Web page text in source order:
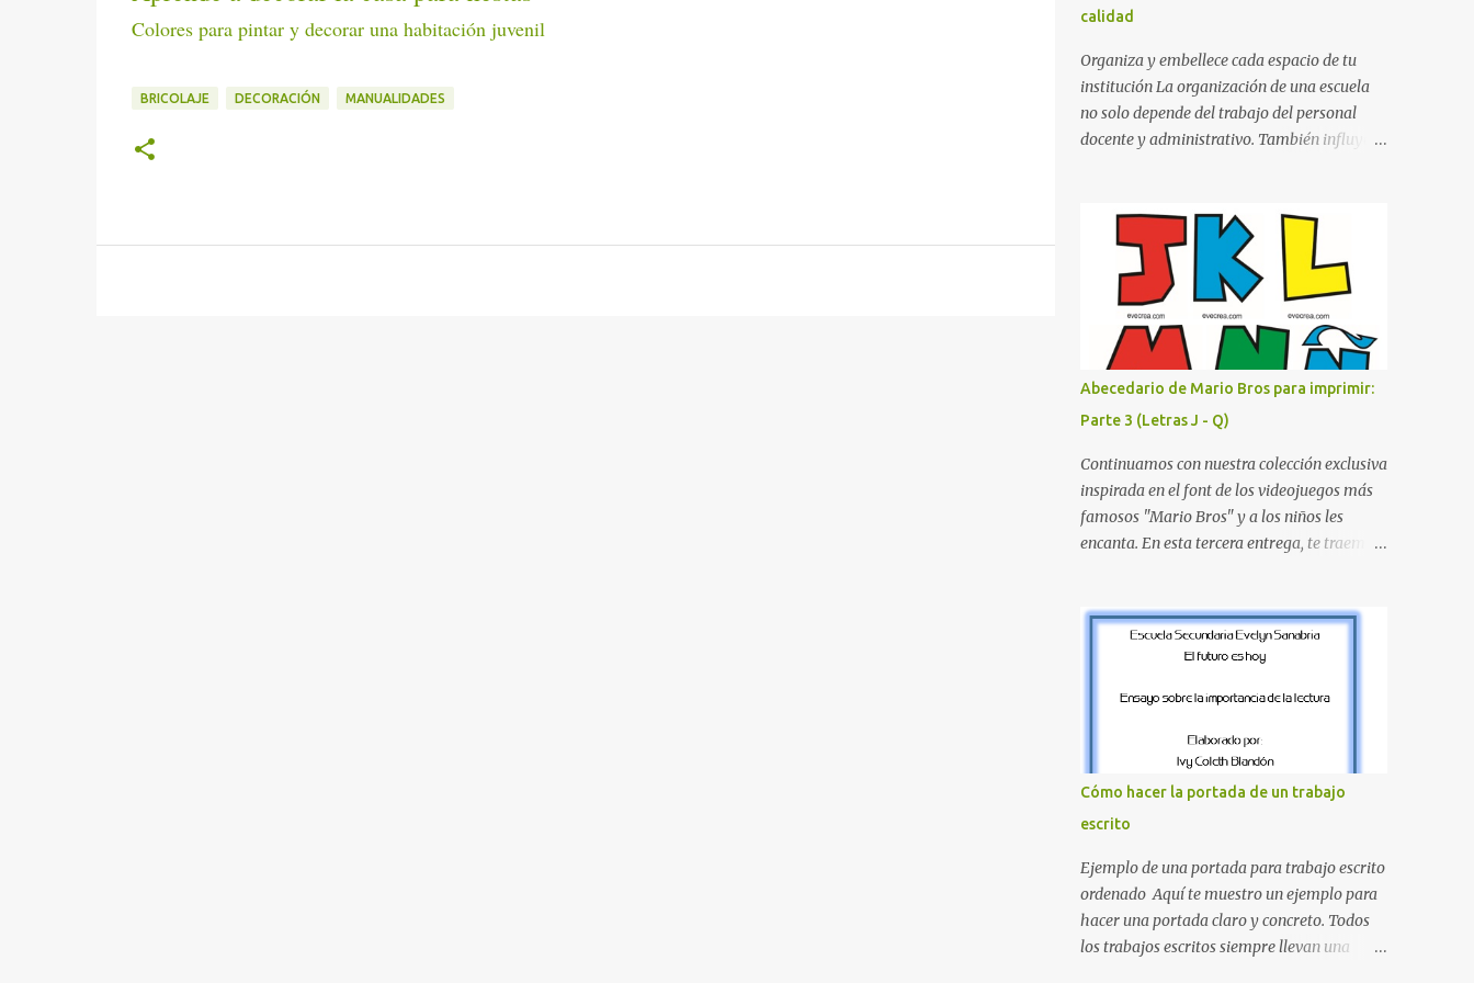
Colores para pintar y decorar una habitación juvenil
BRICOLAJE DECORACIÓN MANUALIDADES
cualquier fondo. Paleta de Colores: Una
secuencia dinámica que alterna entre el rojo
de Mario, el verde de Luigi, y los tonos azul y
amarillo clásicos de los elementos del juego.
Contenido Actual: La imagen muestra la
divertido que define a toda la colección.
Primera parte del juego de letras in...
calidad
Organiza y embellece cada espacio de tu
institución La organización de una escuela
no solo depende del trabajo del personal
docente y administrativo. También influye la
una función práctica al orientar a
estudiantes, padres de familia, docentes y
visitantes, pero además aportan un toque
decorativo que hace que la institución luzca
más ordenada, moderna y acogedora.
Pensando en esta necesidad, he diseñado
una colección de letreros útiles para la
escuela con un estilo elegante, fácil de leer y
listo para imprimir en alta calidad. Su diseño
busca combinar funcionalidad y estética,
logrando que cualquier institución educativa
proyecte una imagen más organizada y
profesional. ¿Por qué son importantes los
quienes visitan la institución por primera
vez, encontrar la biblioteca, la dirección o un
aula específica puede resultar c...
Abecedario de Mario Bros para imprimir:
Parte 3 (Letras J - Q)
Continuamos con nuestra colección exclusiva
inspirada en el font de los videojuegos más
famosos "Mario Bros" y a los niños les
encanta. En esta tercera entrega, te traemos
que hemos incluido la letra Ñ , esencial para
todos nuestros proyectos en español. Bloque
la Q ¿Qué incluye este bloque de letras? En
imágenes individuales en alta resolución de
las siguientes letras: Letras vibrantes : La J y
la M en el clásico rojo de la gorra de Mario.
Tonos azules : La K y la Ñ , que destacan por
su diseño limpio y audaz. Colores
secundarios : La L y la Q en amarillo
brillante, junto con la N y la P en un verde
inspirado en los niveles de los juegos.
Cómo hacer la portada de un trabajo
escrito
Ejemplo de una portada para trabajo escrito
ordenado Aquí te muestro un ejemplo para
hacer una portada claro y concreto. Todos
los trabajos escritos siempre llevan una